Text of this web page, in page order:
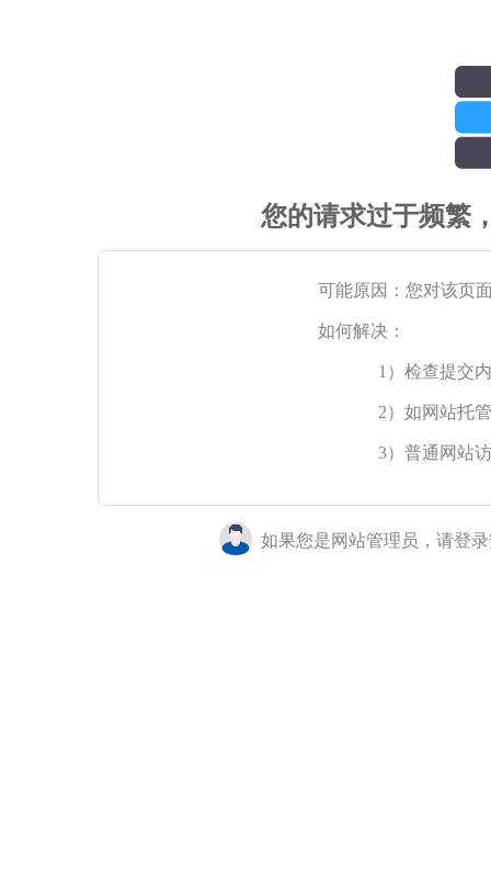
您的请求过于频繁
可能原因：您对该页
如何解决：
1）检查提交
2）如网站托
3）普通网站
如果您是网站管理员，请登